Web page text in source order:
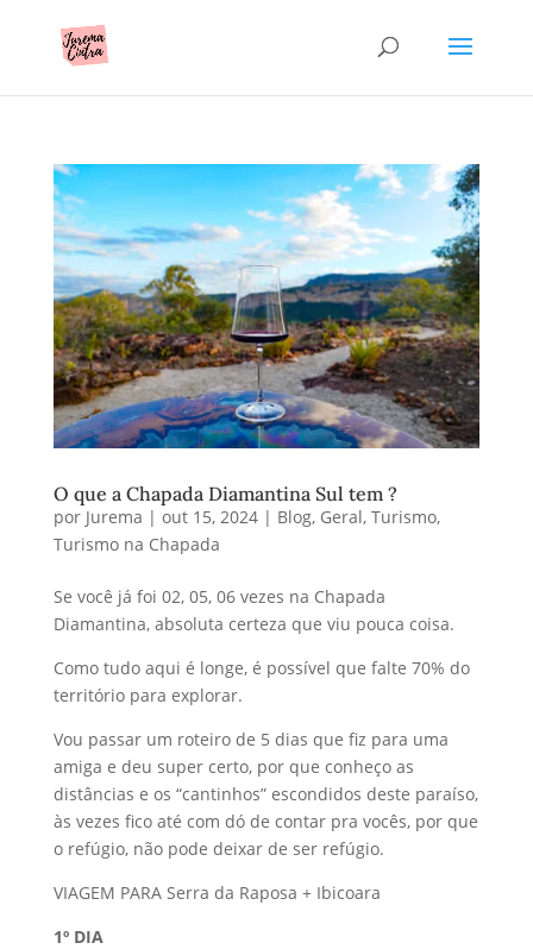
O que a Chapada Diamantina Sul tem ?
por Jurema | out 15, 2024| Blog, Geral, Turismo,
Turismo na Chapada
Se você já foi 02, 05, 06 vezes na Chapada
Diamantina, absoluta certeza que viu pouca coisa.
Como tudo aqui é longe, é possível que falte 70% do
território para explorar.
Vou passar um roteiro de 5 dias que fiz para uma
amiga e deu super certo, por que conheço as
distâncias e os “cantinhos” escondidos deste paraíso,
às vezes fico até com dó de contar pra vocês, por que
o refúgio, não pode deixar de ser refúgio.
VIAGEM PARA Serra da Raposa + Ibicoara
1º DIA